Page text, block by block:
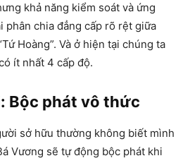
khả năng kiểm soát và ứng
phân chia đẳng cấp rõ rệt giữa
Hoàng”. Và ở hiện tại chúng ta
ít nhất 4 cấp độ.
Bộc phát vô thức
sở hữu thường không biết mình
Vương sẽ tự động bộc phát khi